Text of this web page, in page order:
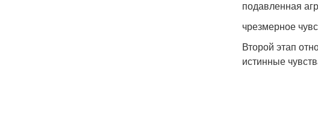
подавленная
чрезмерное
Второй этап
истинные